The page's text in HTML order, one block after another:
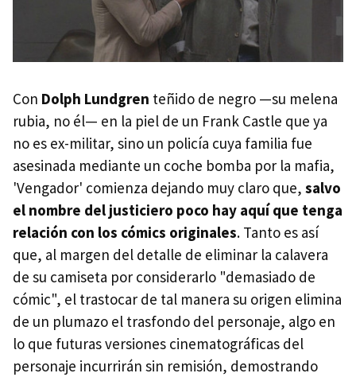
Con Dolph Lundgren teñido de negro —su melena
rubia, no él— en la piel de un Frank Castle que ya
no es ex-militar, sino un policía cuya familia fue
asesinada mediante un coche bomba por la mafia,
'Vengador' comienza dejando muy claro que, salvo
el nombre del justiciero poco hay aquí que tenga
relación con los cómics originales. Tanto es así
que, al margen del detalle de eliminar la calavera
de su camiseta por considerarlo "demasiado de
cómic", el trastocar de tal manera su origen elimina
de un plumazo el trasfondo del personaje, algo en
lo que futuras versiones cinematográficas del
personaje incurrirán sin remisión, demostrando